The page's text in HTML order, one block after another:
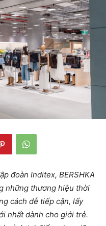
đoàn Inditex, BERSHKA
những thương hiệu thời
cách dễ tiếp cận, lấy
nhất dành cho giới trẻ.